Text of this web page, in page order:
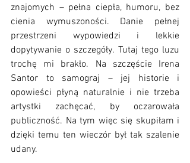
znajomych – pełna ciepła, humoru, bez
cienia wymuszoności. Danie pełnej
przestrzeni wypowiedzi i lekkie
dopytywanie o szczegóły. Tutaj tego luzu
trochę mi brakło. Na szczęście Irena
Santor to samograj – jej historie i
opowieści płyną naturalnie i nie trzeba
artystki zachęcać, by oczarowała
publiczność. Na tym więc się skupiłam i
dzięki temu ten wieczór był tak szalenie
udany.